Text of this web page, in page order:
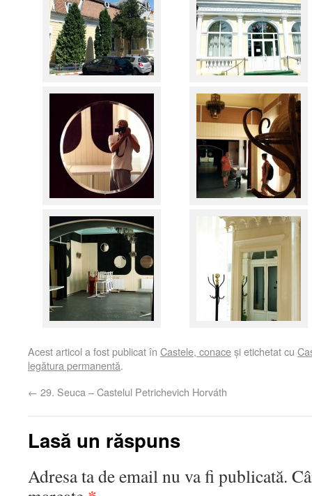
Acest articol a fost publicat în Castele, conaceși etichetat cu
legătura permanentă.
← 29. Seuca – Castelul Petrichevich Horváth
Lasă un răspuns
Adresa ta de email nu va fi publicată.